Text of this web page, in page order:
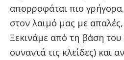
απορροφάται πιο
στον λαιμό μας με απαλές,
Ξεκινάμε από τη βάση του
συναντά τις κλείδες) και